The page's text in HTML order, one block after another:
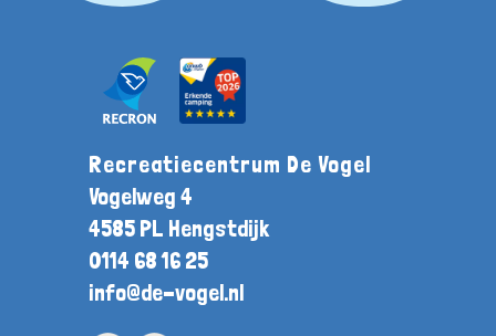
Recreatiecentrum De Vogel
Vogelweg 4
4585 PL Hengstdijk
0114 68 16 25
info@de-vogel.nl